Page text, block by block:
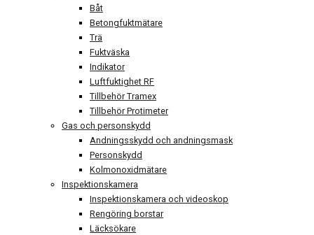
Båt
Betongfuktmätare
Trä
Fuktväska
Indikator
Luftfuktighet RF
Tillbehör Tramex
Tillbehör Protimeter
Gas och personskydd
Andningsskydd och andningsmask
Personskydd
Kolmonoxidmätare
Inspektionskamera
Inspektionskamera och videoskop
Rengöring borstar
Läcksökare